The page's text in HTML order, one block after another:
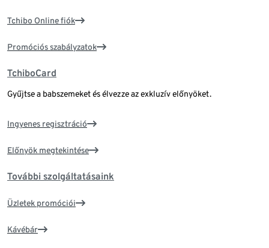
Tchibo Online fiók
Promóciós szabályzatok
TchiboCard
Gyűjtse a babszemeket és élvezze az exkluzív előnyöket.
Ingyenes regisztráció
Előnyök megtekintése
További szolgáltatásaink
Üzletek promóciói
Kávébár